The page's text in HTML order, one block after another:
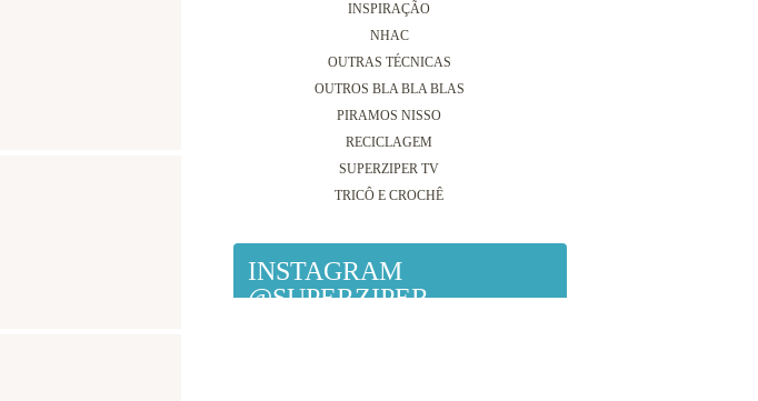
INSPIRAÇÃO
NHAC
OUTRAS TÉCNICAS
OUTROS BLA BLA BLAS
PIRAMOS NISSO
RECICLAGEM
SUPERZIPER TV
TRICÔ E CROCHÊ
INSTAGRAM
@SUPERZIPER